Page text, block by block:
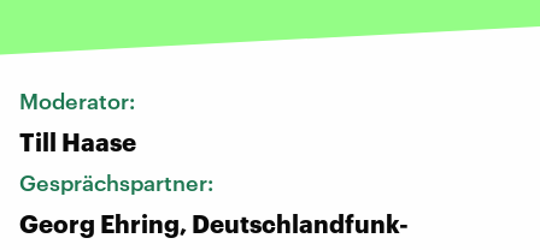
Moderator:
Till Haase
Gesprächspartner:
Georg Ehring, Deutschlandfunk-